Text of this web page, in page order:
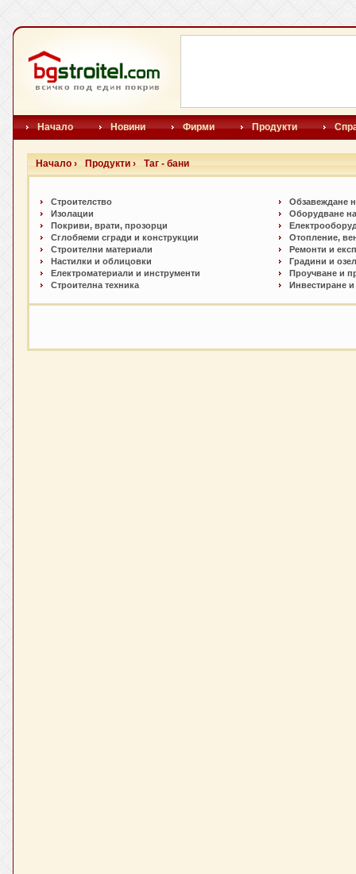
Начало Новини Фирми Продукти
Начало › Продукти › Таг - бани
Строителство
Изолации
Покриви, врати, прозорци
Сглобяеми сгради и конструкции
Строителни материали
Настилки и облицовки
Електроматериали и инструменти
Строителна техника
Обзавеждане
Оборудване
Отопление,
Ремонти и
Градини и
Проучване и
Инвестиране